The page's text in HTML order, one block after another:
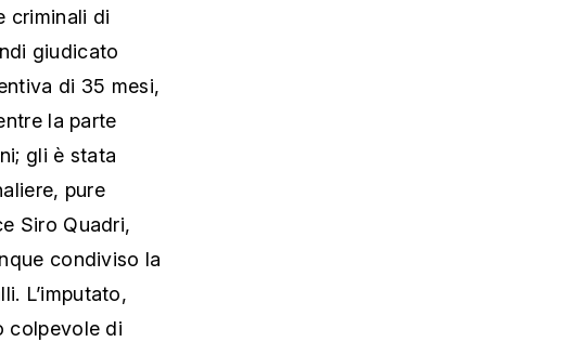
criminali di
giudicato
di 35 mesi,
la parte
gli è stata
pure
Siro Quadri,
condiviso la
L’imputato,
colpevole di